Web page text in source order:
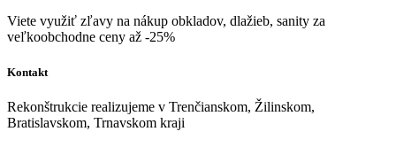
Viete využiť zľavy na nákup obkladov, dlažieb, sanity za
veľkoobchodne ceny až -25%
Kontakt
Rekonštrukcie realizujeme v Trenčianskom, Žilinskom,
Bratislavskom, Trnavskom kraji